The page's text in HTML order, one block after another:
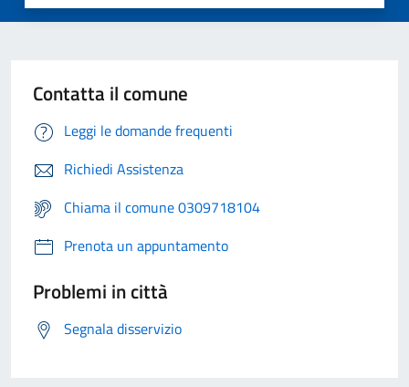
Contatta il comune
Leggi le domande frequenti
Richiedi Assistenza
Chiama il comune 0309718104
Prenota un appuntamento
Problemi in città
Segnala disservizio